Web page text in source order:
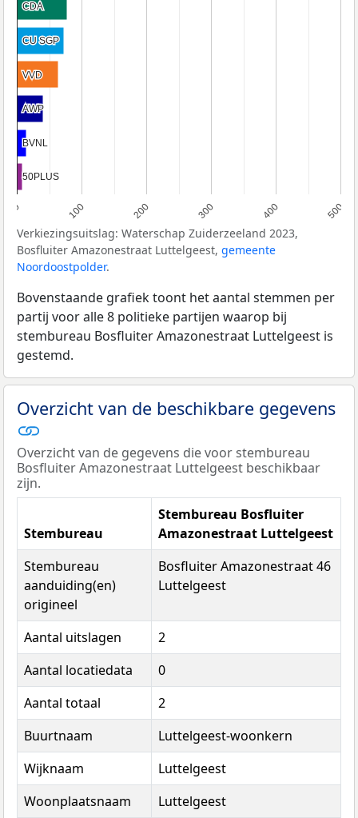
0 100 200 300 400 500
CDA
CDA
CU SGP
CU SGP
VVD
VVD
AWP
AWP
BVNL
BVNL
50PLUS
50PLUS
Verkiezingsuitslag: Waterschap Zuiderzeeland 2023,
Bosfluiter Amazonestraat Luttelgeest, gemeente
Noordoostpolder.
Bovenstaande grafiek toont het aantal stemmen per
partij voor alle 8 politieke partijen waarop bij
stembureau Bosfluiter Amazonestraat Luttelgeest is
gestemd.
Overzicht van de beschikbare gegevens
Overzicht van de gegevens die voor stembureau
Bosfluiter Amazonestraat Luttelgeest beschikbaar
zijn.
Stembureau
Stembureau Bosfluiter
Amazonestraat Luttelgeest
Stembureau
aanduiding(en)
origineel
Bosfluiter Amazonestraat 46
Luttelgeest
Aantal uitslagen
2
Aantal locatiedata
0
Aantal totaal
2
Buurtnaam
Luttelgeest-woonkern
Wijknaam
Luttelgeest
Woonplaatsnaam
Luttelgeest